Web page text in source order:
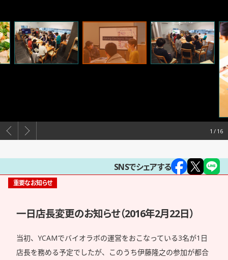
1
SNSでシェアする
重要なお知らせ
一日店長変更のお知らせ（2016年2月22日）
当初、YCAMでバイオラボの運営をおこなっている3名が1日
店長を務める予定でしたが、このうち伊藤隆之の参加が都合